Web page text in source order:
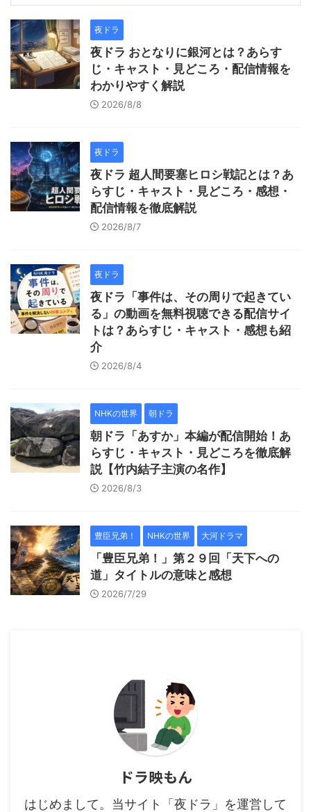
夜ドラ
夜ドラ おとなりに銀河とは？あらす
じ・キャスト・見どころ・配信情報を
わかりやすく解説
2026/8/8
夜ドラ
夜ドラ 超人間要塞ヒロシ戦記とは？あ
らすじ・キャスト・見どころ・感想・
配信情報を徹底解説
2026/8/7
夜ドラ
夜ドラ「事件は、その周りで起きてい
る」の動画を無料視聴できる配信サイ
トは？あらすじ・キャスト・感想も紹
介
2026/8/4
NHKの世界 朝ドラ
朝ドラ「あすか」本編が配信開始！あ
らすじ・キャスト・見どころを徹底解
説【竹内結子主演の名作】
2026/8/3
豊臣兄弟！ NHKの世界 大河ドラマ
「豊臣兄弟！」第２９回「天下への
道」タイトルの意味と感想
2026/7/29
ドラ映もん
はじめまして。当サイト「夜ドラ」を運営して